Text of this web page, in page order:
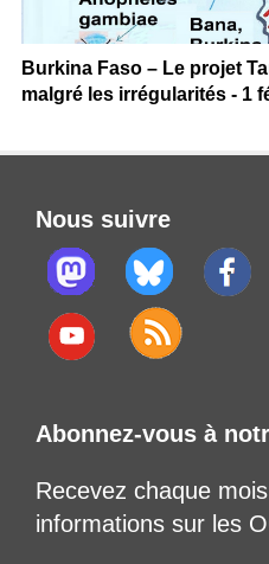
Burkina Faso – Le projet
malgré les irrégularités - 1
Nous suivre
Abonnez-vous à
Recevez chaque
informations sur les